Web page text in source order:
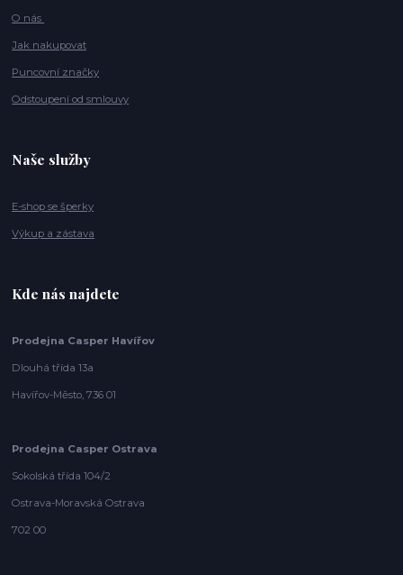
O nás
Jak nakupovat
Puncovní značky
Odstoupení od smlouvy
Naše služby
E-shop se šperky
Výkup a zástava
Kde nás najdete
Prodejna Casper Havířov
Dlouhá třída 13a
Havířov-Město, 736 01
Prodejna Casper Ostrava
Sokolská třída 104/2
Ostrava-Moravská Ostrava
702 00